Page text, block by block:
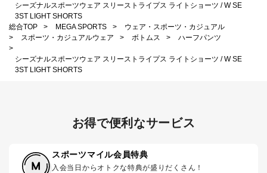
シーズナルスポーツウェア スリーストライプス ライトショーツ / W SE
3ST LIGHT SHORTS
総合TOP
> MEGA SPORTS >
ウェア・スポーツ・カジュアル
>
スポーツ・カジュアルウェア > ボトムス >
ハーフパンツ
>
シーズナルスポーツウェア スリーストライプス ライトショーツ / W SE
3ST LIGHT SHORTS
お得で便利なサービス
スポーツマイル会員特典
入会当日からオトクな特典が盛りだくさん！